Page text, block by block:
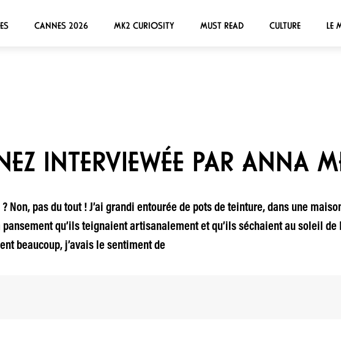
CANNES 2026 MK2 CURIOSITY MUST READ CULTURE LE
INTERVIEWÉE PAR ANNA
Non, pas du tout ! J’ai grandi entourée de pots de teinture, dans une
qu’ils teignaient artisanalement et qu’ils séchaient au soleil
beaucoup, j’avais le sentiment de